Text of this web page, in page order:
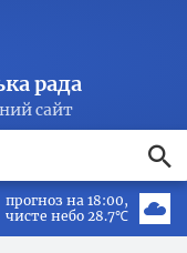
рада
сайт
прогноз на 18:00
чисте небо 28.7℃